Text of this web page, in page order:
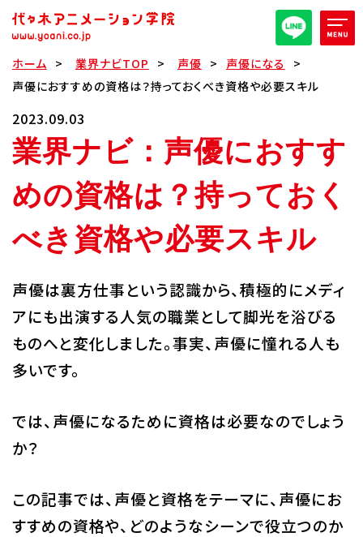
オープンキャンパス/イベント
パンフレット取り寄せ
全日・夜間・通信 高等部
大学部 週1コース
代アニ概要
学部・学科紹介
校舎・施設
学生生活・サポート
入学情報
ホーム 業界ナビTOP 声優
声優になる
声優におすすめの資格は？持っておくべき資格や必要スキル
2023.09.03
業界ナビ：声優におすす
めの資格は？持っておく
べき資格や必要スキル
声優は裏方仕事という認識から、積極的にメディ
アにも出演する人気の職業として脚光を浴びる
ものへと変化しました。事実、声優に憧れる人も
多いです。
では、声優になるために資格は必要なのでしょう
か？
この記事では、声優と資格をテーマに、声優にお
すすめの資格や、どのようなシーンで役立つのか